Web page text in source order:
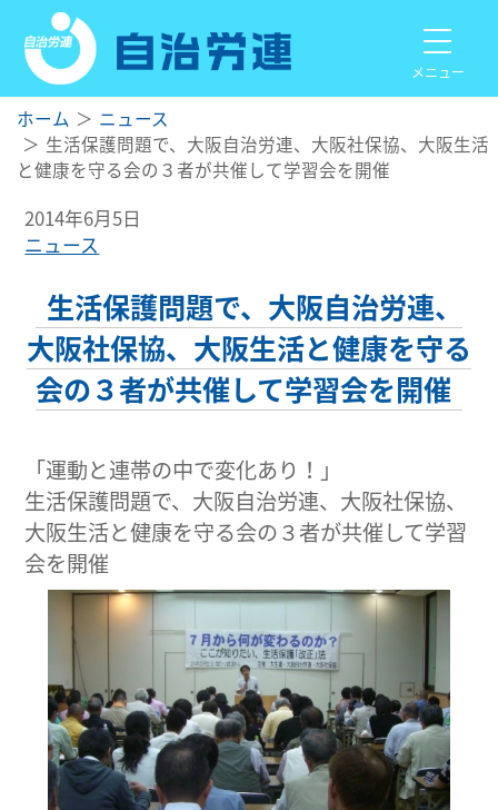
メニュー
ホーム
ニュース
生活保護問題で、大阪自治労連、大阪社保協、大阪生活
と健康を守る会の３者が共催して学習会を開催
2014年6月5日
ニュース
生活保護問題で、大阪自治労連、
大阪社保協、大阪生活と健康を守る
会の３者が共催して学習会を開催
「運動と連帯の中で変化あり！」
生活保護問題で、大阪自治労連、大阪社保協、
大阪生活と健康を守る会の３者が共催して学習
会を開催